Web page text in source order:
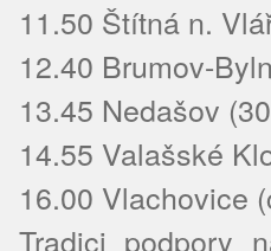
11.50 Štítná n.
12.40 Brumov-
13.45 Nedašov
14.55 Valašské
16.00 Vlachovice
Tradici podpory